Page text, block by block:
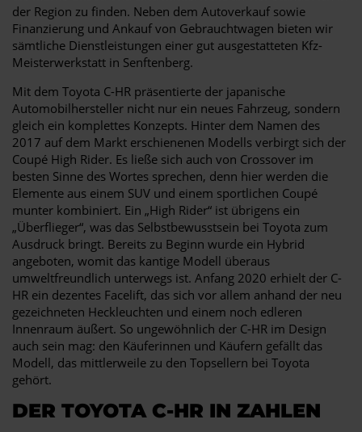
der Region zu finden. Neben dem Autoverkauf sowie
Finanzierung und Ankauf von Gebrauchtwagen bieten wir
sämtliche Dienstleistungen einer gut ausgestatteten Kfz-
Meisterwerkstatt in Senftenberg.
Mit dem Toyota C-HR präsentierte der japanische
Automobilhersteller nicht nur ein neues Fahrzeug, sondern
gleich ein komplettes Konzepts. Hinter dem Namen des
2017 auf dem Markt erschienenen Modells verbirgt sich der
Coupé High Rider. Es ließe sich auch von Crossover im
besten Sinne des Wortes sprechen, denn hier werden die
Elemente aus einem SUV und einem sportlichen Coupé
munter kombiniert. Ein „High Rider“ ist übrigens ein
„Überflieger“, was das Selbstbewusstsein bei Toyota zum
Ausdruck bringt. Bereits zu Beginn wurde ein Hybrid
angeboten, womit das kantige Modell überaus
umweltfreundlich unterwegs ist. Anfang 2020 erhielt der C-
HR ein dezentes Facelift, das sich vor allem anhand der neu
gezeichneten Heckleuchten und einem noch edleren
Innenraum äußert. So ungewöhnlich der C-HR im Design
auch sein mag: den Käuferinnen und Käufern gefällt das
Modell, das mittlerweile zu den Topsellern bei Toyota
gehört.
DER TOYOTA C-HR IN ZAHLEN